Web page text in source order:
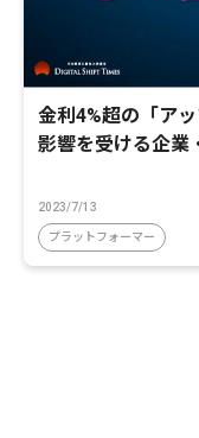
金利4%超の「ア
影響を受ける企業
2023/7/13
プラットフォーマー